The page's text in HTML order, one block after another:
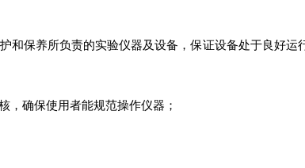
和保养所负责的实验仪器及设备，保证设备处于良好运
，确保使用者能规范操作仪器；